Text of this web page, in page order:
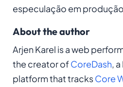
especulação em
About the author
Arjen Karel is a web
the creator ofCoreDash,
platform that tracksCore